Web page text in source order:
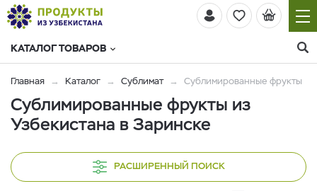
КАТАЛОГ ТОВАРОВ
Главная Каталог Сублимат Сублимированные фрукты
Сублимированные фрукты из
Узбекистана в Заринске
РАСШИРЕННЫЙ ПОИСК